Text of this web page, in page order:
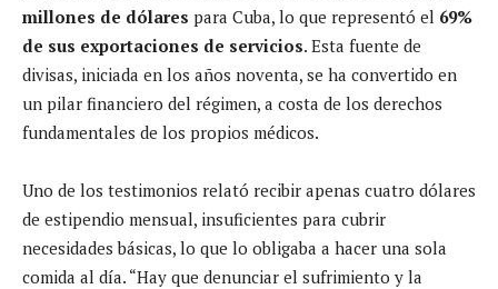
millones de dólares para Cuba, lo que representó el 69%
de sus exportaciones de servicios. Esta fuente de
divisas, iniciada en los años noventa, se ha convertido en
un pilar financiero del régimen, a costa de los derechos
fundamentales de los propios médicos.
Uno de los testimonios relató recibir apenas cuatro dólares
de estipendio mensual, insuficientes para cubrir
necesidades básicas, lo que lo obligaba a hacer una sola
comida al día. “Hay que denunciar el sufrimiento y la